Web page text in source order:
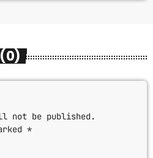
(0)
not be published.
*